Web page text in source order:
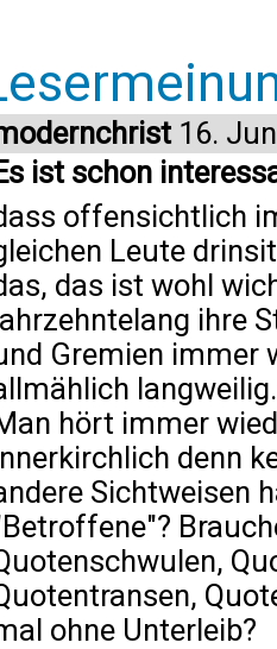
16.
ist schon
offensichtlich
Leute
das ist wohl
ihre
Gremien immer
hört immer
denn
Sichtweisen
ohne Unterleib?